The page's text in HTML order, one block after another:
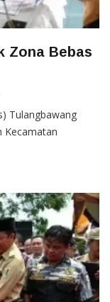
Zona Bebas
Tulangbawang
Kecamatan